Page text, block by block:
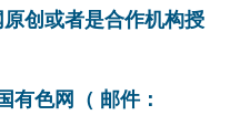
创或者是合作机构授
有色网（ 邮件：